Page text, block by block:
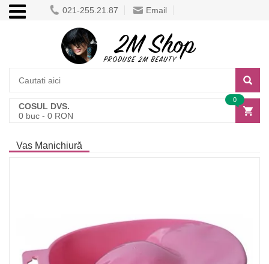
021-255.21.87 Email
COSUL DVS.
0 buc - 0 RON
0
Vas Manichiură